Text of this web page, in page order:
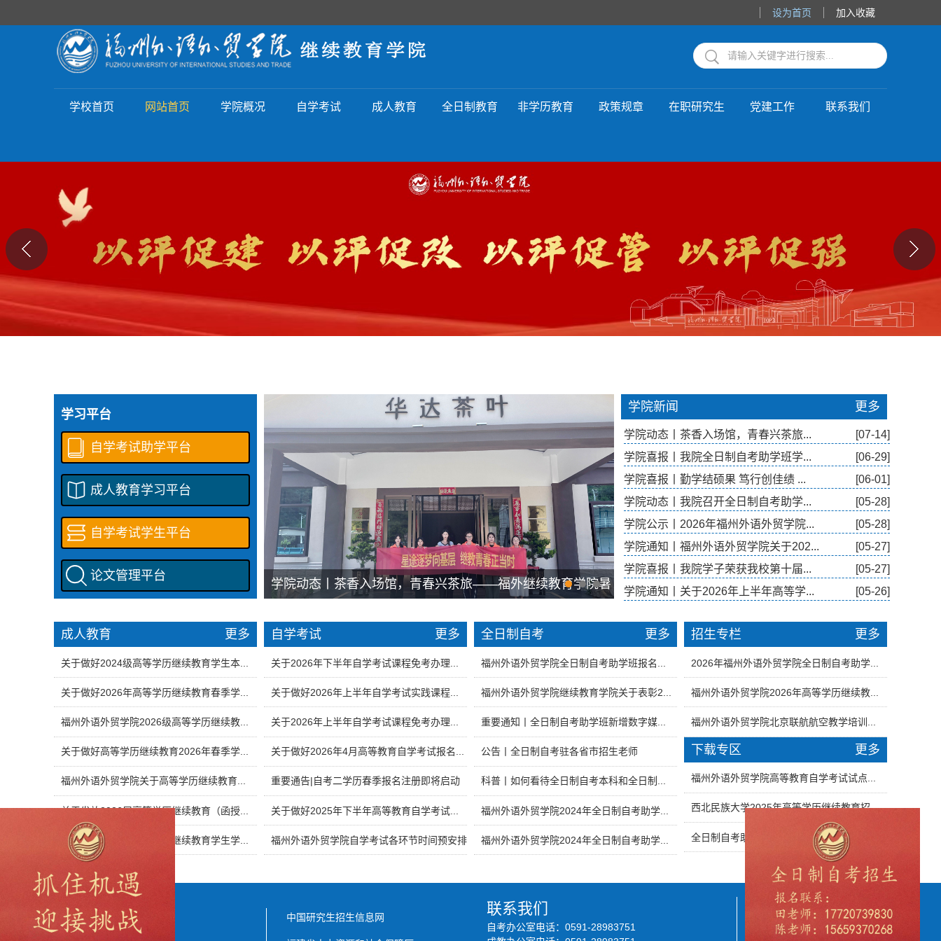
设为首页 加入收藏
学校首页 网站首页 学院概况 自学考试 成人教育 全日制教育 非学历教育 政策规章 在职研究生 党建工作 联系我们
学习平台
自学考试助学平台
成人教育学习平台
自学考试学生平台
论文管理平台
学院动态丨茶香入场馆，青春兴茶旅——福外继续教育学院暑
学院新闻 更多
学院动态丨茶香入场馆，青春兴茶旅...
[07-14]
学院喜报丨我院全日制自考助学班学...
[06-29]
学院喜报丨勤学结硕果 笃行创佳绩 ...
[06-01]
学院动态丨我院召开全日制自考助学...
[05-28]
学院公示丨2026年福州外语外贸学院...
[05-28]
学院通知丨福州外语外贸学院关于202...
[05-27]
学院喜报丨我院学子荣获我校第十届...
[05-27]
学院通知丨关于2026年上半年高等学...
[05-26]
成人教育 更多
关于做好2024级高等学历继续教育学生本...
关于做好2026年高等学历继续教育春季学...
福州外语外贸学院2026级高等学历继续教...
关于做好高等学历继续教育2026年春季学...
福州外语外贸学院关于高等学历继续教育...
关于发放2026届高等学历继续教育（函授...
关于做好2026年高等学历继续教育学生学...
自学考试 更多
关于2026年下半年自学考试课程免考办理...
关于做好2026年上半年自学考试实践课程...
关于2026年上半年自学考试课程免考办理...
关于做好2026年4月高等教育自学考试报名...
重要通告|自考二学历春季报名注册即将启动
关于做好2025年下半年高等教育自学考试...
福州外语外贸学院自学考试各环节时间预安排
全日制自考 更多
福州外语外贸学院全日制自考助学班报名...
福州外语外贸学院继续教育学院关于表彰2...
重要通知丨全日制自考助学班新增数字媒...
公告丨全日制自考驻各省市招生老师
科普丨如何看待全日制自考本科和全日制...
福州外语外贸学院2024年全日制自考助学...
福州外语外贸学院2024年全日制自考助学...
招生专栏 更多
2026年福州外语外贸学院全日制自考助学...
福州外语外贸学院2026年高等学历继续教...
福州外语外贸学院北京联航航空教学培训...
下载专区 更多
福州外语外贸学院高等教育自学考试试点...
西北民族大学2025年高等学历继续教育招...
全日制自考助学班报名登记表
福建省教育厅 中国研究生招生信息网 联系我们
自考办公室电话：0591-28983751
微信公众号